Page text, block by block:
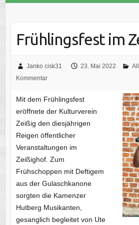
Frühlingsfest im
Janko cisk31 23. Mai 2022
Kommentar
Mit dem Frühlingsfest
eröffnete der Kulturverein
Zeißig den diesjährigen
Reigen öffentlicher
Veranstaltungen im
Zeißighof. Zum
Frühschoppen mit Deftigem
aus der Gulaschkanone
sorgten die Kamenzer
Hutberg Musikanten,
gesanglich begleitet von Ute